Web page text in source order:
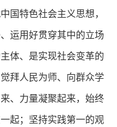
国特色社会主义思想，
运用好贯穿其中的立场
体、是实现社会变革的
拜人民为师、向群众学
、力量凝聚起来，始终
起；坚持实践第一的观